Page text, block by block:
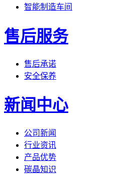
智能制造车间
售后服务
售后承诺
安全保养
新闻中心
公司新闻
行业资讯
产品优势
碳晶知识